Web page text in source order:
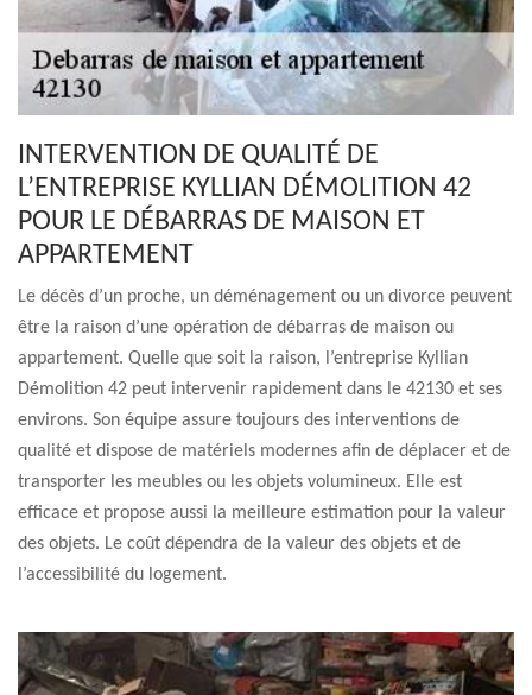
INTERVENTION DE QUALITÉ DE
L’ENTREPRISE KYLLIAN DÉMOLITION 42
POUR LE DÉBARRAS DE MAISON ET
APPARTEMENT
Le décès d’un proche, un déménagement ou un divorce peuvent
être la raison d’une opération de débarras de maison ou
appartement. Quelle que soit la raison, l’entreprise Kyllian
Démolition 42 peut intervenir rapidement dans le 42130 et ses
environs. Son équipe assure toujours des interventions de
qualité et dispose de matériels modernes afin de déplacer et de
transporter les meubles ou les objets volumineux. Elle est
efficace et propose aussi la meilleure estimation pour la valeur
des objets. Le coût dépendra de la valeur des objets et de
l’accessibilité du logement.